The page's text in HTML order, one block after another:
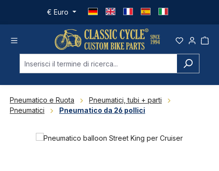
Passa al contenuto principale
€ Euro
Pneumatico e Ruota
Pneumatici, tubi + parti
Pneumatici
Pneumatico da 26 pollici
Salta la galleria di immagini